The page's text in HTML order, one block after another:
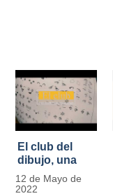
El club del
dibujo, una
apuesta para
formar
12 de Mayo de
2022